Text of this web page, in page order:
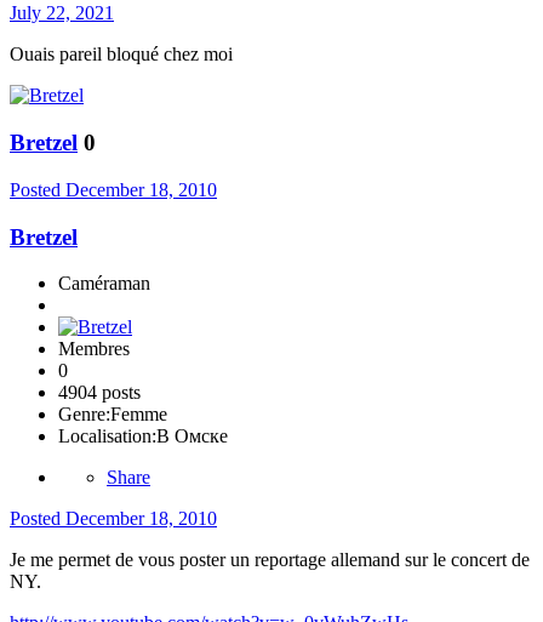
July 22, 2021
Ouais pareil bloqué chez moi
Bretzel 0
Posted December 18, 2010
Bretzel
Caméraman
Membres
0
4904 posts
Genre:Femme
Localisation:В Омске
Share
Posted December 18, 2010
Je me permet de vous poster un reportage allemand sur le concert de
NY.